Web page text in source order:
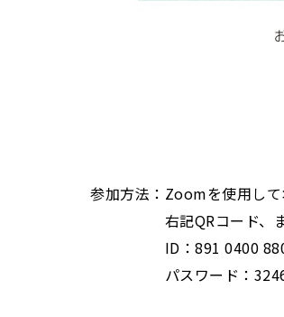
参加方法：Zoomを使用して
右記QRコード、また
ID：891 0400
パスワード：